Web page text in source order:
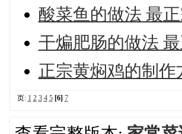
酸菜鱼的做法 最
干煸肥肠的做法
正宗黄焖鸡的制
页: 1 2 3 4 5 [6] 7